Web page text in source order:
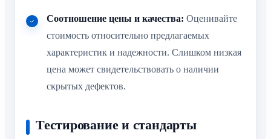
Соотношение цены и качества: Оценивайте
стоимость относительно предлагаемых
характеристик и надежности. Слишком низкая
цена может свидетельствовать о наличии
скрытых дефектов.
Тестирование и стандарты